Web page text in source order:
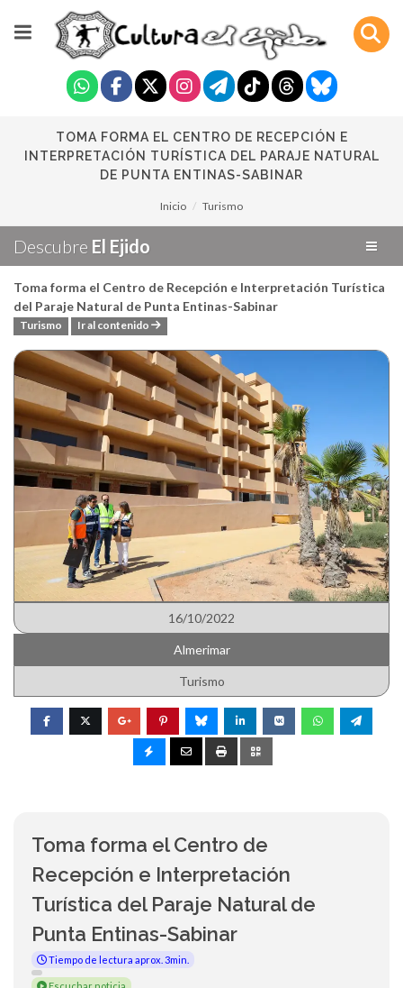
TOMA FORMA EL CENTRO DE RECEPCIÓN E
INTERPRETACIÓN TURÍSTICA DEL PARAJE NATURAL
DE PUNTA ENTINAS-SABINAR
Inicio Turismo
Descubre El Ejido
Toma forma el Centro de Recepción e Interpretación Turística
del Paraje Natural de Punta Entinas-Sabinar
Turismo Ir al contenido
16/10/2022
Almerimar
Turismo
Toma forma el Centro de
Recepción e Interpretación
Turística del Paraje Natural de
Punta Entinas-Sabinar
Tiempo de lectura aprox. 3min.
Escuchar noticia